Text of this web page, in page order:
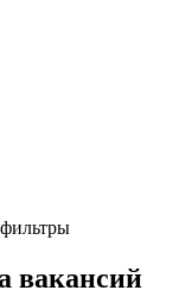
вакансий